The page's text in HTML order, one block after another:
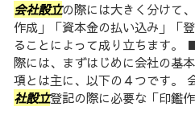
会社設立の際には大きく分けて
作成」「資本金の払い込み」「
ることによって成り立ちます。
際には、まずはじめに会社の基
項とは主に、以下の４つです。
社設立登記の際に必要な「印鑑